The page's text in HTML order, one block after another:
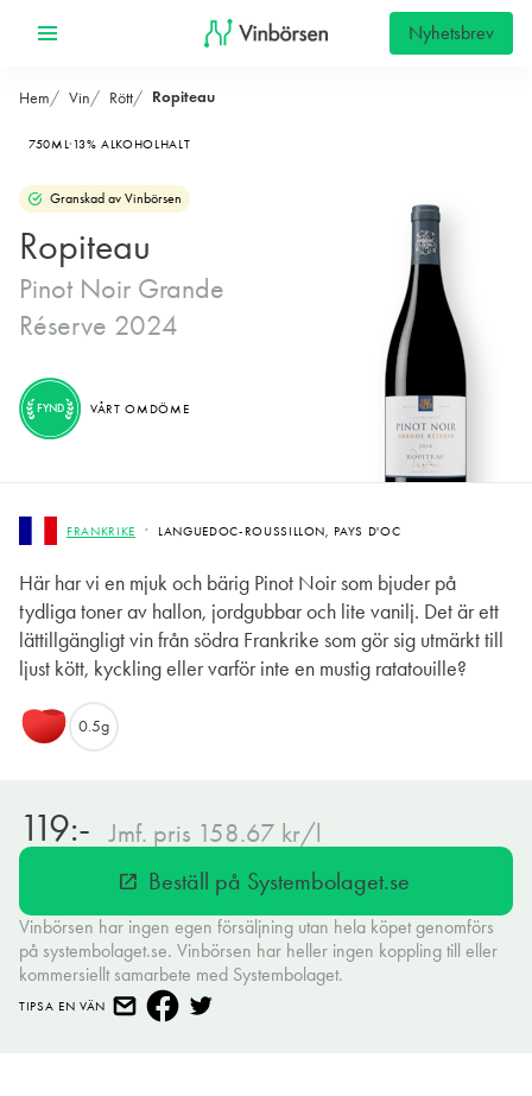
Nyhetsbrev
Hem Vin Rött Ropiteau
750ML 13% ALKOHOLHALT
Granskad av Vinbörsen
Ropiteau
Pinot Noir Grande
Réserve 2024
FRANKRIKE LANGUEDOC-ROUSSILLON, PAYS D'OC
Här har vi en mjuk och bärig Pinot Noir som bjuder på
tydliga toner av hallon, jordgubbar och lite vanilj. Det är ett
lättillgängligt vin från södra Frankrike som gör sig utmärkt till
ljust kött, kyckling eller varför inte en mustig ratatouille?
FYND VÅRT OMDÖME
0.5g
119:- Jmf. pris 158.67 kr/l
open_in_new Beställ på Systembolaget.se
Vinbörsen har ingen egen försäljning utan hela köpet genomförs
på systembolaget.se. Vinbörsen har heller ingen koppling till eller
kommersiellt samarbete med Systembolaget.
TIPSA EN VÄN